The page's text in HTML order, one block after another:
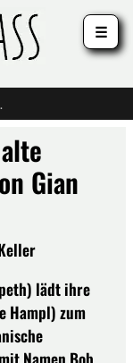
Carlo Menotti
Gian
lädt ihre
Hampl) zum
Namen Bob
☰